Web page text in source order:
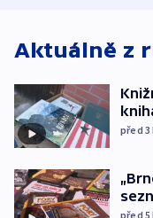
Aktuálně z
před 3
před 5